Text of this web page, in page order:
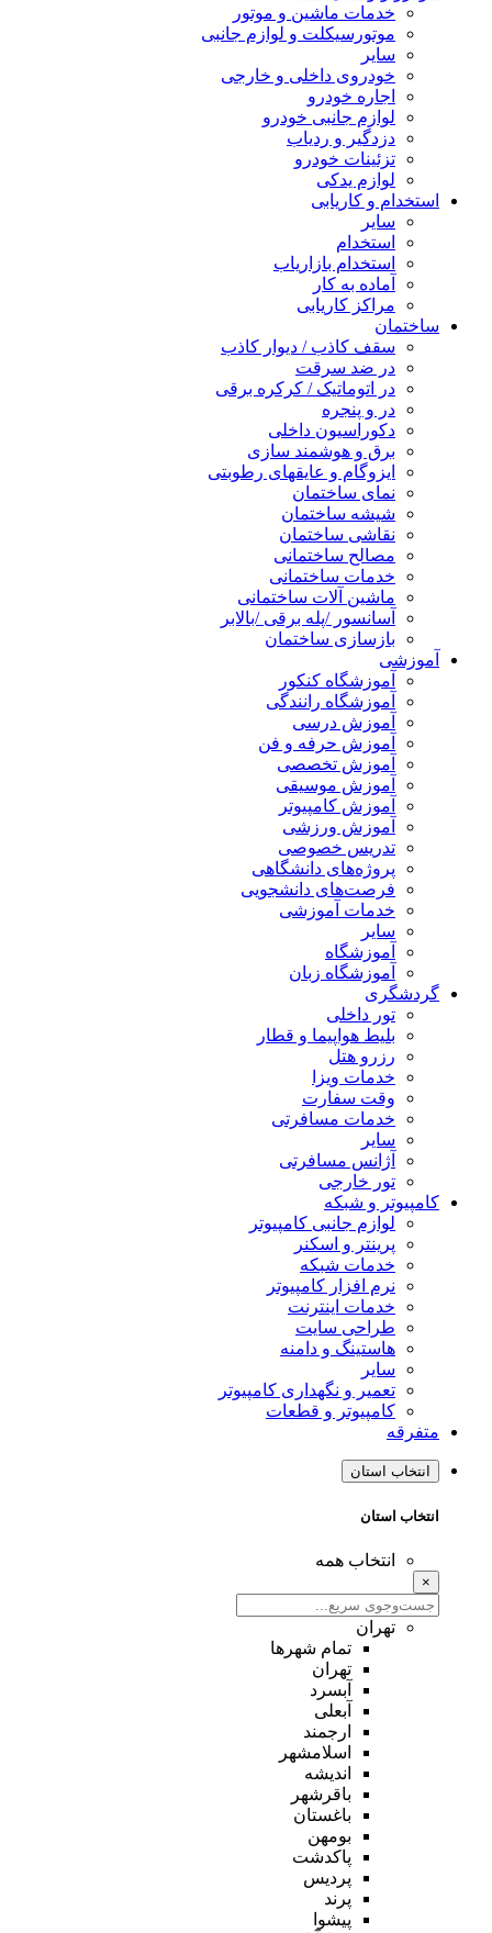
خدمات ماشین و موتور
موتورسیکلت و لوازم جانبی
سایر
خودروی داخلی و خارجی
اجاره خودرو
لوازم جانبی خودرو
دزدگیر و ردیاب
تزئینات خودرو
لوازم یدکی
استخدام و کاریابی
سایر
استخدام
استخدام بازاریاب
آماده به کار
مراکز کاریابی
ساختمان
سقف کاذب / دیوار کاذب
در ضد سرقت
در اتوماتیک / کرکره برقی
در و پنجره
دکوراسیون داخلی
برق و هوشمند سازی
ایزوگام و عایقهای رطوبتی
نمای ساختمان
شیشه ساختمان
نقاشی ساختمان
مصالح ساختمانی
خدمات ساختمانی
ماشین آلات ساختمانی
آسانسور /پله برقی /بالابر
بازسازی ساختمان
آموزشی
آموزشگاه کنکور
آموزشگاه رانندگی
آموزش درسی
آموزش حرفه و فن
آموزش تخصصی
آموزش موسیقی
آموزش کامپیوتر
آموزش ورزشی
تدریس خصوصی
پروژه‌های دانشگاهی
فرصت‌های دانشجویی
خدمات آموزشی
سایر
آموزشگاه
آموزشگاه زبان
گردشگری
تور داخلی
بلیط هواپیما و قطار
رزرو هتل
خدمات ویزا
وقت سفارت
خدمات مسافرتی
سایر
آژانس مسافرتی
تور خارجی
کامپیوتر و شبکه
لوازم جانبی کامپیوتر
پرینتر و اسکنر
خدمات شبکه
نرم افزار کامپیوتر
خدمات اینترنت
طراحی سایت
هاستینگ و دامنه
سایر
تعمیر و نگهداری کامپیوتر
کامپیوتر و قطعات
متفرقه
انتخاب استان
انتخاب استان
انتخاب همه
×
تهران
تمام شهر‌ها
تهران
آبسرد
آبعلی
ارجمند
اسلامشهر
اندیشه
باقرشهر
باغستان
بومهن
پاکدشت
پردیس
پرند
پیشوا